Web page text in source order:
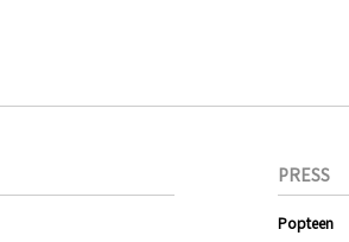
PRESS
Popteen